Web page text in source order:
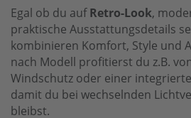
Egal ob du aufRetro-Look,
praktische Ausstattungsdetails
kombinieren Komfort, Style und
nach Modell profitierst du z.B.
Windschutz oder einer
damit du bei wechselnden
bleibst.